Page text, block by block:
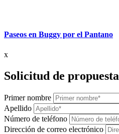
Paseos en Buggy por el Pantano
x
Solicitud de propuesta
Primer nombre
Apellido
Número de teléfono
Dirección de correo electrónico